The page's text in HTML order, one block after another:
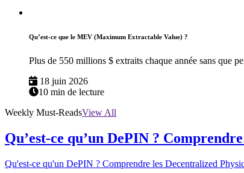
Qu’est-ce que le MEV (Maximum Extractable Value) ?
Plus de 550 millions $ extraits chaque année sans que
18 juin 2026
10 min de lecture
Weekly Must-ReadsView All
Qu’est-ce qu’un DePIN ?
Qu'est-ce qu'un DePIN ? Comprendre les Decentralized